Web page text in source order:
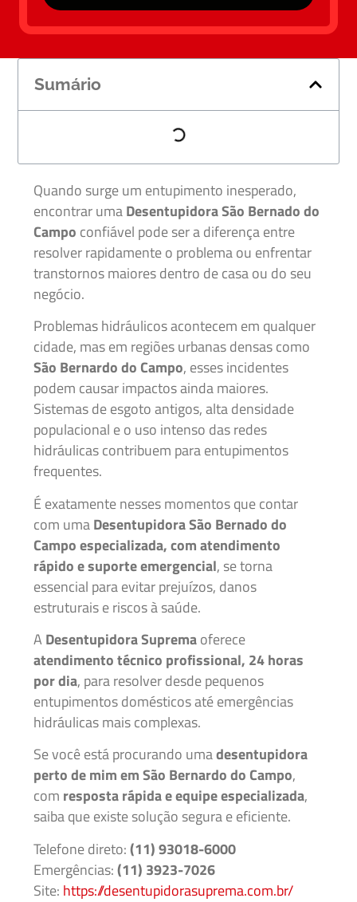
Sumário
Quando surge um entupimento inesperado,
encontrar umaDesentupidora São Bernado do
Campo confiável pode ser a diferença entre
resolver rapidamente o problema ou enfrentar
transtornos maiores dentro de casa ou do seu
negócio.
Problemas hidráulicos acontecem em qualquer
cidade, mas em regiões urbanas densas como
São Bernardo do Campo, esses incidentes
podem causar impactos ainda maiores.
Sistemas de esgoto antigos, alta densidade
populacional e o uso intenso das redes
hidráulicas contribuem para entupimentos
frequentes.
É exatamente nesses momentos que contar
com umaDesentupidora São Bernado do
Campo especializada, com atendimento
rápido e suporte emergencial, se torna
essencial para evitar prejuízos, danos
estruturais e riscos à saúde.
A Desentupidora Supremaoferece
atendimento técnico profissional, 24 horas
por dia, para resolver desde pequenos
entupimentos domésticos até emergências
hidráulicas mais complexas.
Se você está procurando umadesentupidora
perto de mim em São Bernardo do Campo,
com resposta rápida e equipe especializada,
saiba que existe solução segura e eficiente.
Telefone direto:(11) 93018-6000
Emergências:(11) 3923-7026
Site: https://desentupidorasuprema.com.br/